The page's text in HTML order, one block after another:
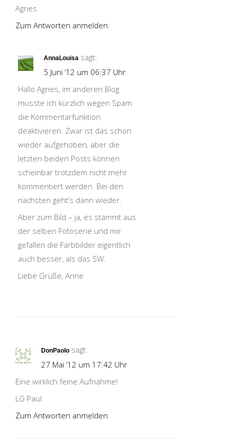
Agnes
Zum Antworten anmelden
AnnaLouisa sagt:
5 Juni ’12 um 06:37 Uhr
Hallo Agnes, im anderen Blog
musste ich kürzlich wegen Spam
die Kommentarfunktion
deaktivieren. Zwar ist das schon
wieder aufgehoben, aber die
letzten beiden Posts können
scheinbar trotzdem nicht mehr
kommentiert werden. Bei den
nächsten geht’s dann wieder.
Aber zum Bild – ja, es stammt aus
der selben Fotoserie und mir
gefallen die Farbbilder eigentlich
auch besser, als das SW.
Liebe Grüße, Anne
DonPaolo sagt:
27 Mai ’12 um 17:42 Uhr
Eine wirklich feine Aufnahme!
LG Paul
Zum Antworten anmelden